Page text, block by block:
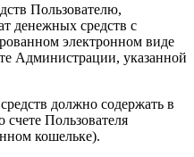
Пользователю,
денежных средств с
электронном виде
Администрации, указанной
должно содержать в
счете Пользователя
кошельке).